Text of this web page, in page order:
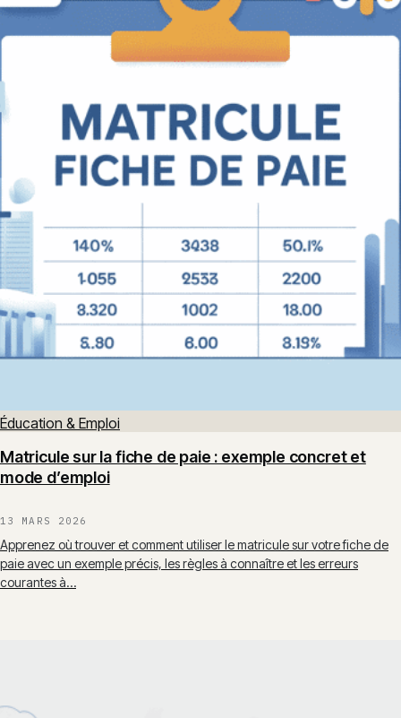
Éducation & Emploi
Matricule sur la fiche de paie : exemple concret et
mode d’emploi
13 MARS 2026
Apprenez où trouver et comment utiliser le matricule sur votre fiche de
paie avec un exemple précis, les règles à connaître et les erreurs
courantes à…